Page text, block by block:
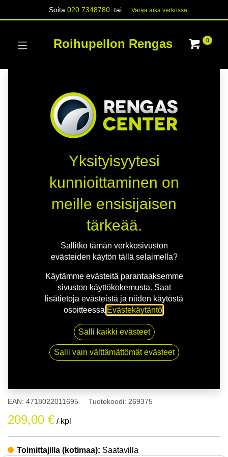
Soita020 7348780 tai Varaa aika verk​​​​ossa
Roihupellon Rengas 0
175/55R20 85Q NANKANG NA-1
175/55R20 85Q NANKANG NA-
EAN: 4718022011695 Tuotekoodi: 269375
209,00 € / kpl
Toimittajilla (kotimaa): Saatavilla
Yksityisyytesi
kunnioittaminen on
meille ensisijaisen
tärkeää.
Sallitko tämän verkkosivuston
evästeiden käytön tällä selaimella?
Käytämme evästeitä parantaaksemme
sivuston käyttökokemusta. Saat
lisätietoja evästeistä ja niiden käytöstä
osoitteessa Evästekäytäntö
Salli kaikki evästeet
Salli vain välttämättömät evästeet